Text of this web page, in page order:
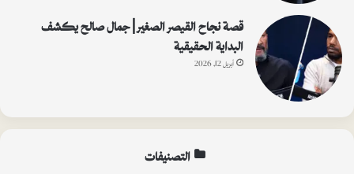
قصة نجاح القيصر الصغير | جمال صالح يكشف
البداية الحقيقية
أبريل 12, 2026
التصنيفات